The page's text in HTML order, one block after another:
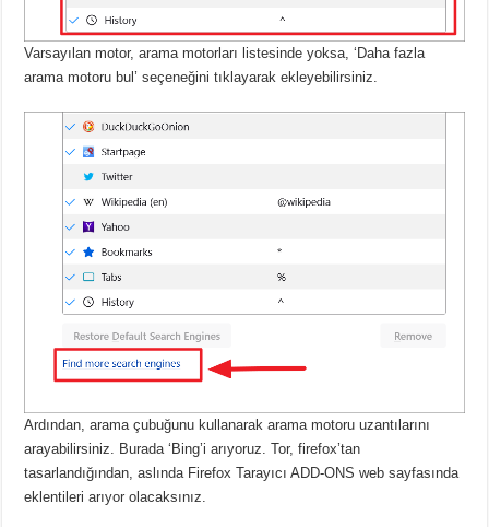
Varsayılan motor, arama motorları listesinde yoksa, ‘Daha fazla
arama motoru bul’ seçeneğini tıklayarak ekleyebilirsiniz.
Ardından, arama çubuğunu kullanarak arama motoru uzantılarını
arayabilirsiniz. Burada ‘Bing’i arıyoruz.Tor, firefox’tan
tasarlandığından, aslında Firefox Tarayıcı ADD-ONS web sayfasında
eklentileri arıyor olacaksınız.